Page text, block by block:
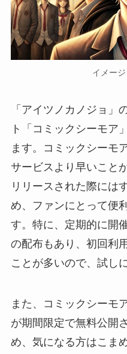
イメー
「アイツノカノジョ」
ト「コミックシーモア
ます。コミックシーモ
サービスより早いこと
リリースされた際には
め、ファンにとって便
す。特に、定期的に開
の配布もあり、初回利
ことが多いので、試し
また、コミックシーモ
が期間限定で無料公開
め、気になる方はこま